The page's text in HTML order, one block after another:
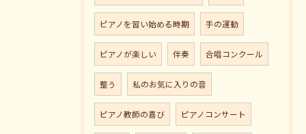
ピアノを習い始める時期 手の運動
ピアノが楽しい 伴奏 合唱コンクール
整う 私のお気に入りの音
ピアノ教師の喜び ピアノコンサート